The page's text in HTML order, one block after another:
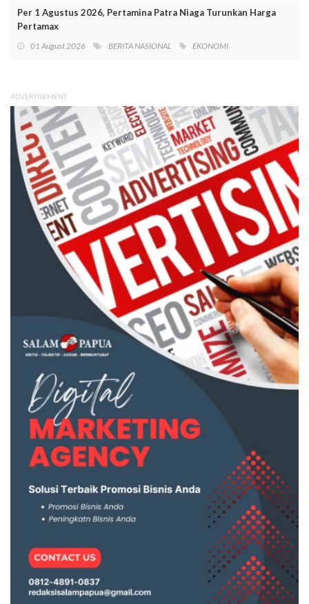
Per 1 Agustus 2026, Pertamina Patra Niaga Turunkan Harga
Pertamax
01 August 2026 BERITA NASIONAL EKONOMI
ADVERTISEMENT